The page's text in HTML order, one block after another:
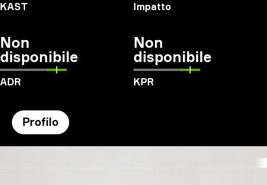
KAST Impatto
Non
disponibile
ADR
Non
disponibile
KPR
Profilo